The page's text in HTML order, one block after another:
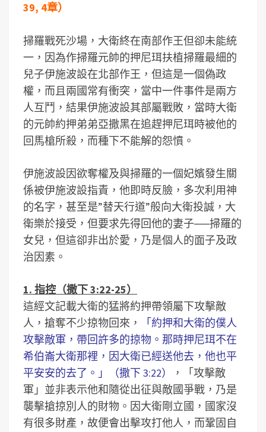
39, 4章）
掃羅戰死沙場，大衛終在南部作王但卻未能統
一，因為作掃羅元帥的押尼珥扶植掃羅最細的
兒子伊施波設在北部作王，但這是一個偽政
權，而且兩國常有衝突，當中一件事件是兩方
人互鬥，結果伊施波設其部屬戰敗，當時大衛
的元帥約押弟弟亞撒黑在追趕押尼珥時被他的
回馬槍所殺，而種下不能解的怨憤。
伊施波設因欲奪權及與掃羅的一個妃嬪發生關
係被伊施波設指責，他即時反臉，多次利用神
的名字，甚至是”替天行道”般向大衛投誠，大
衛樂於接受，但要求先得回他的妻子──掃羅的
女兒，但這卻非出於愛，乃是個人的面子及政
治因素。
1. 指控（撒下 3:22-25）
這經文記載大衛的猛將約押帶領屬下攻擊敵
人，搶奪不少掠物回來，
「約押和大衛的僕人
攻擊敵軍，帶回許多的掠物。那時押尼珥不在
希伯崙大衛那裡，因大衛已經送他去，他也平
平安安的去了。」（撒下 3:22）
，「攻擊敵
軍」並非表示他和隨從出征與敵國爭戰，乃是
襲擊搶掠別人的財物。因大衛剛立國，國家沒
有很多財產，故便會出擊攻打他人，而鞏固自